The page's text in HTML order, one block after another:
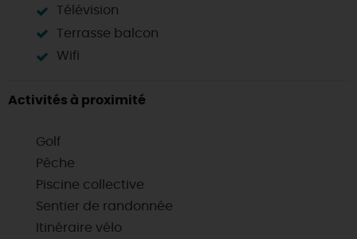
Télévision
Terrasse balcon
Wifi
Activités à proximité
Golf
Pêche
Piscine collective
Sentier de randonnée
Itinéraire vélo